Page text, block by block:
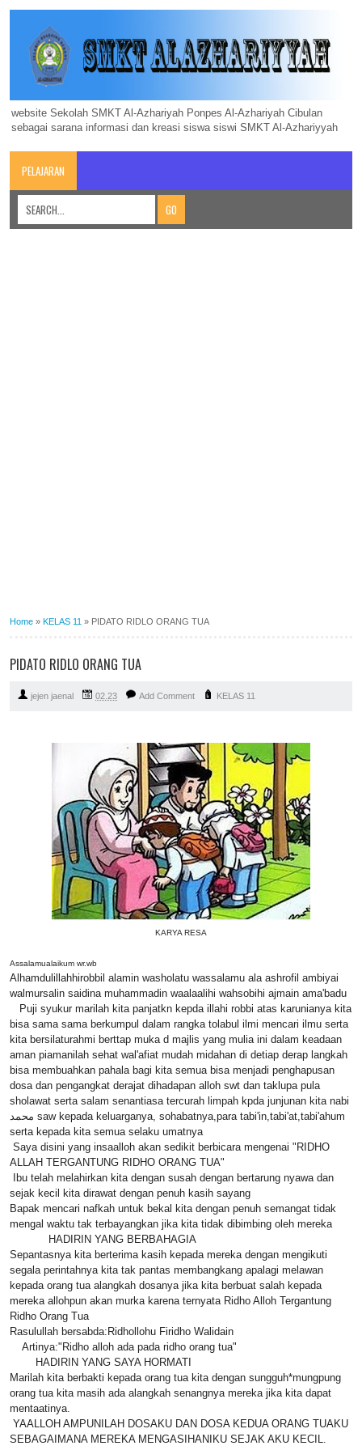
website Sekolah SMKT Al-Azhariyah Ponpes Al-Azhariyah Cibulan
sebagai sarana informasi dan kreasi siswa siswi SMKT Al-Azhariyyah
PELAJARAN
Home » KELAS 11 » PIDATO RIDLO ORANG TUA
PIDATO RIDLO ORANG TUA
jejen jaenal 02.23 Add Comment KELAS 11
KARYA RESA
Assalamualaikum wr.wb
Alhamdulillahhirobbil alamin washolatu wassalamu ala ashrofil ambiyai
walmursalin saidina muhammadin waalaalihi wahsobihi ajmain ama'badu
Puji syukur marilah kita panjatkn kepda illahi robbi atas karunianya kita
bisa sama sama berkumpul dalam rangka tolabul ilmi mencari ilmu serta
kita bersilaturahmi berttap muka d majlis yang mulia ini dalam keadaan
aman piamanilah sehat wal'afiat mudah midahan di detiap derap langkah
bisa membuahkan pahala bagi kita semua bisa menjadi penghapusan
dosa dan pengangkat derajat dihadapan alloh swt dan taklupa pula
sholawat serta salam senantiasa tercurah limpah kpda junjunan kita nabi
محمد saw kepada keluarganya, sohabatnya,para tabi'in,tabi'at,tabi'ahum
serta kepada kita semua selaku umatnya
Saya disini yang insaalloh akan sedikit berbicara mengenai "RIDHO
ALLAH TERGANTUNG RIDHO ORANG TUA"
Ibu telah melahirkan kita dengan susah dengan bertarung nyawa dan
sejak kecil kita dirawat dengan penuh kasih sayang
Bapak mencari nafkah untuk bekal kita dengan penuh semangat tidak
mengal waktu tak terbayangkan jika kita tidak dibimbing oleh mereka
HADIRIN YANG BERBAHAGIA
Sepantasnya kita berterima kasih kepada mereka dengan mengikuti
segala perintahnya kita tak pantas membangkang apalagi melawan
kepada orang tua alangkah dosanya jika kita berbuat salah kepada
mereka allohpun akan murka karena ternyata Ridho Alloh Tergantung
Ridho Orang Tua
Rasulullah bersabda:Ridhollohu Firidho Walidain
Artinya:"Ridho alloh ada pada ridho orang tua"
HADIRIN YANG SAYA HORMATI
Marilah kita berbakti kepada orang tua kita dengan sungguh*mungpung
orang tua kita masih ada alangkah senangnya mereka jika kita dapat
mentaatinya.
YAALLOH AMPUNILAH DOSAKU DAN DOSA KEDUA ORANG TUAKU
SEBAGAIMANA MEREKA MENGASIHANIKU SEJAK AKU KECIL.